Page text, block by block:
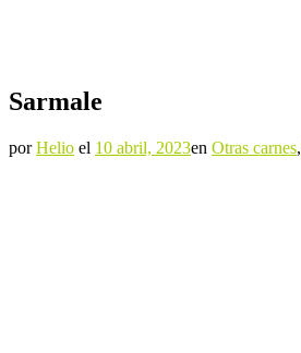
Sarmale
porHelio el 10 abril, 2023en Otras carnes,